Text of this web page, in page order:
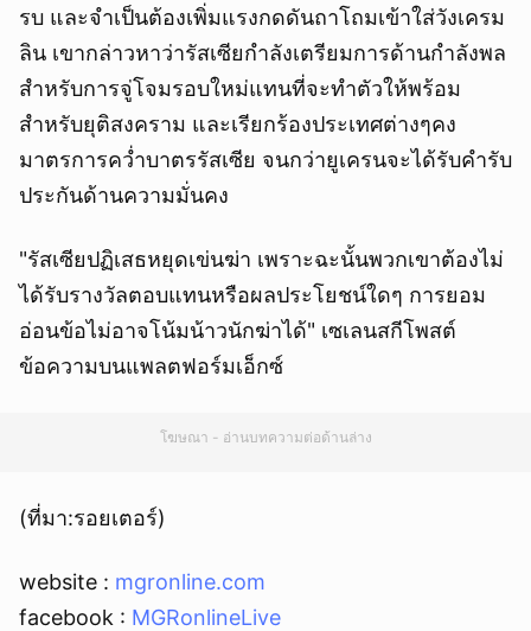
รบ และจำเป็นต้องเพิ่มแรงกดดันถาโถมเข้าใส่วังเครม
ลิน เขากล่าวหาว่ารัสเซียกำลังเตรียมการด้านกำลังพล
สำหรับการจู่โจมรอบใหม่แทนที่จะทำตัวให้พร้อม
สำหรับยุติสงคราม และเรียกร้องประเทศต่างๆคง
มาตรการคว่ำบาตรรัสเซีย จนกว่ายูเครนจะได้รับคำรับ
ประกันด้านความมั่นคง
"รัสเซียปฏิเสธหยุดเข่นฆ่า เพราะฉะนั้นพวกเขาต้องไม่
ได้รับรางวัลตอบแทนหรือผลประโยชน์ใดๆ การยอม
อ่อนข้อไม่อาจโน้มน้าวนักฆ่าได้" เซเลนสกีโพสต์
ข้อความบนแพลตฟอร์มเอ็กซ์
โฆษณา - อ่านบทความต่อด้านล่าง
(ที่มา:รอยเตอร์)
website : mgronline.com
facebook : MGRonlineLive